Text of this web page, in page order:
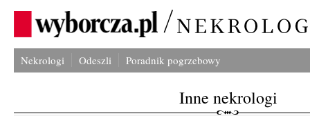
Nekrologi Odeszli Poradnik pogrzebowy
Inne nekrologi